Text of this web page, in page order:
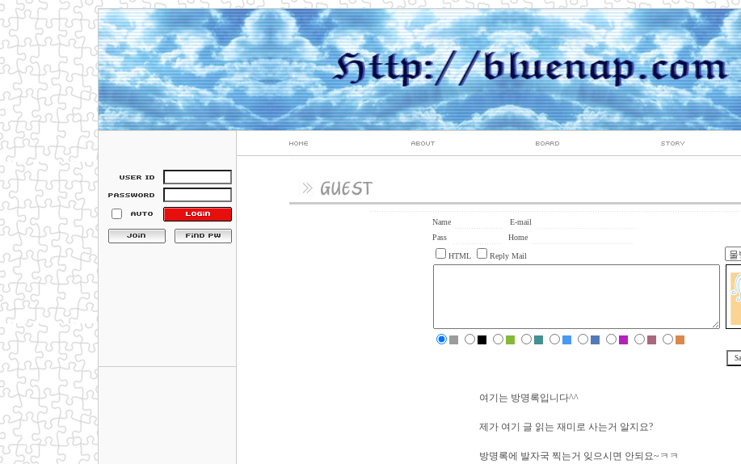
Name
E-mail
Pass
Home
HTML Reply Mail
여기는 방명록입니다^^
제가 여기 글 읽는 재미로 사는거 알지요?
방명록에 발자국 찍는거 잊으시면 안되요~ㅋㅋ